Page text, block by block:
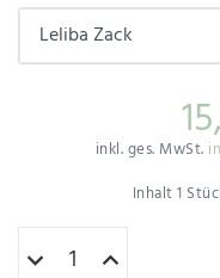
inkl. ges. MwSt.
Inhalt1